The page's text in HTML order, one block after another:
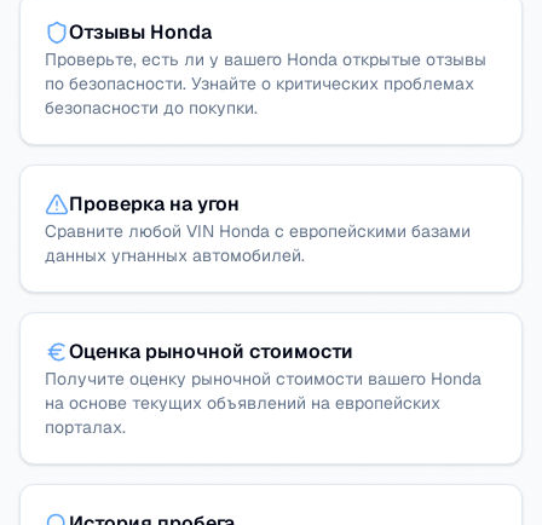
Отзывы Honda
Проверьте, есть ли у вашего Honda открытые отзывы
по безопасности. Узнайте о критических проблемах
безопасности до покупки.
Проверка на угон
Сравните любой VIN Honda с европейскими базами
данных угнанных автомобилей.
Оценка рыночной стоимости
Получите оценку рыночной стоимости вашего Honda
на основе текущих объявлений на европейских
порталах.